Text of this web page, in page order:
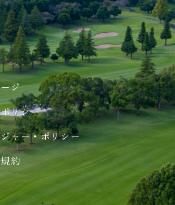
ジ
リシー
ャー・ポリシー
約